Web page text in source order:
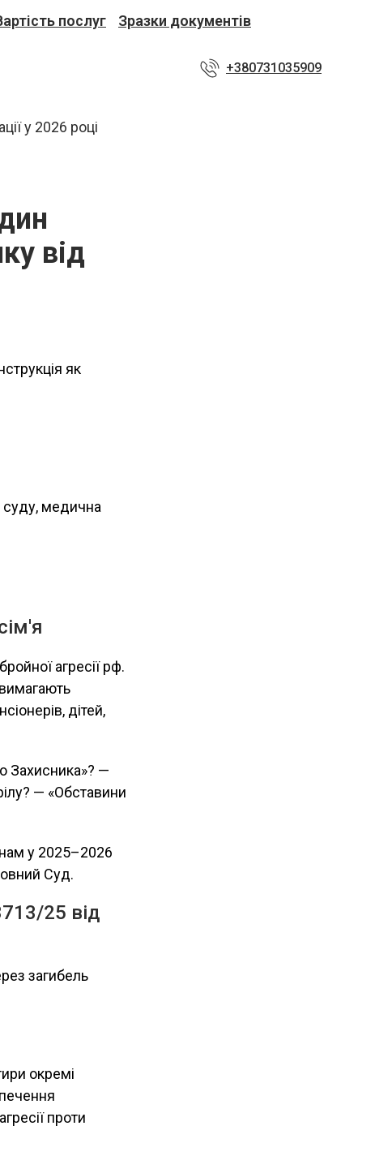
послуг
Зразки документів
+380731035909
від
як
суду, медична
агресії рф.
дітей,
Захисника»? —
— «Обставини
у 2025–2026
Суд.
25 від
загибель
окремі
проти